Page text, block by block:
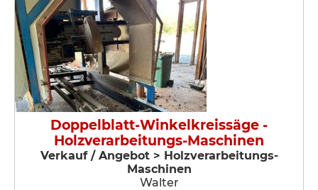
Doppelblatt-Winkelkreissäge -
Holzverarbeitungs-Maschinen
Verkauf / Angebot > Holzverarbeitungs-
Maschinen
Walter